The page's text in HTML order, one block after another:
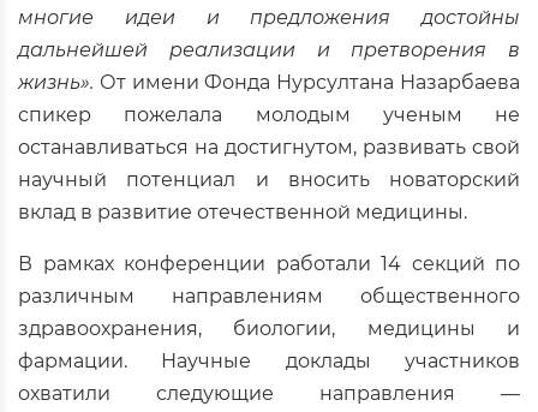
многие идеи и предложения достойны
дальнейшей реализации и претворения в
жизнь». От имени Фонда Нурсултана Назарбаева
спикер пожелала молодым ученым не
останавливаться на достигнутом, развивать свой
научный потенциал и вносить новаторский
вклад в развитие отечественной медицины.
В рамках конференции работали 14 секций по
различным направлениям общественного
здравоохранения, биологии, медицины и
фармации. Научные доклады участников
охватили следующие направления —